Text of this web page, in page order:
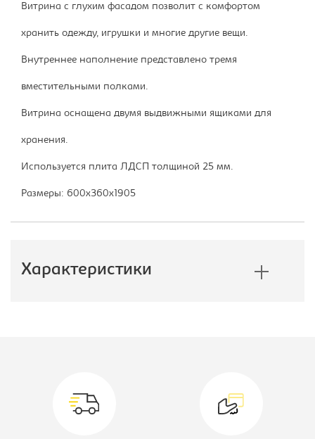
Витрина с глухим фасадом позволит с комфортом
хранить одежду, игрушки и многие другие вещи.
Внутреннее наполнение представлено тремя
вместительными полками.
Витрина оснащена двумя выдвижными ящиками для
хранения.
Используется плита ЛДСП толщиной 25 мм.
Размеры: 600x360x1905
Характеристики
Глубина, мм: 360